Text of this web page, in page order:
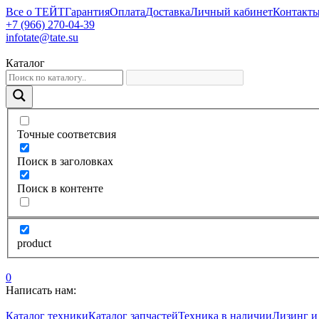
Все о ТЕЙТГарантияОплатаДоставкаЛичный кабинет
+7 (966) 270-04-39
infotate@tate.su
Каталог
Точные соответсвия
Поиск в заголовках
Поиск в контенте
product
0
Написать нам:
Каталог техникиКаталог запчастейТехника в наличииЛизинг